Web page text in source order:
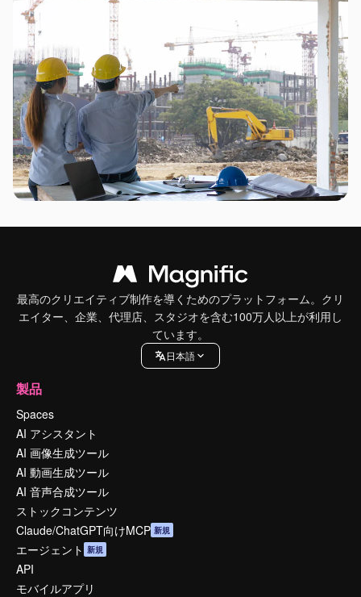
最高のクリエイティブ制作を導くためのプラットフォーム。クリ
エイター、企業、代理店、スタジオを含む100万人以上が利用し
ています。
日本語
製品
Spaces
AI アシスタント
AI 画像生成ツール
AI 動画生成ツール
AI 音声合成ツール
ストックコンテンツ
Claude/ChatGPT向けMCP 新規
エージェント 新規
API
モバイルアプリ